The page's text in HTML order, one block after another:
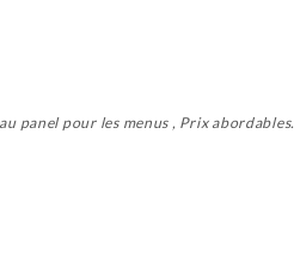
panel pour les menus , Prix abordables.